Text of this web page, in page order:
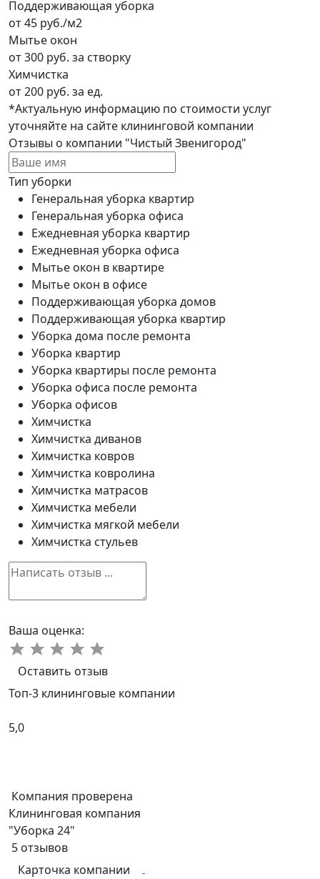
Поддерживающая уборка
от 45 руб./м2
Мытье окон
от 300 руб. за створку
Химчистка
от 200 руб. за ед.
*Актуальную информацию по стоимости услуг
уточняйте на сайте клининговой компании
Отзывы о компании "Чистый Звенигород"
Тип уборки
Генеральная уборка квартир
Генеральная уборка офиса
Ежедневная уборка квартир
Ежедневная уборка офиса
Мытье окон в квартире
Мытье окон в офисе
Поддерживающая уборка домов
Поддерживающая уборка квартир
Уборка дома после ремонта
Уборка квартир
Уборка квартиры после ремонта
Уборка офиса после ремонта
Уборка офисов
Химчистка
Химчистка диванов
Химчистка ковров
Химчистка ковролина
Химчистка матрасов
Химчистка мебели
Химчистка мягкой мебели
Химчистка стульев
Ваша оценка:
Оставить отзыв
Топ-3 клининговые компании
5,0
Компания проверена
Клининговая компания
"Уборка 24"
5 отзывов
Карточка компании